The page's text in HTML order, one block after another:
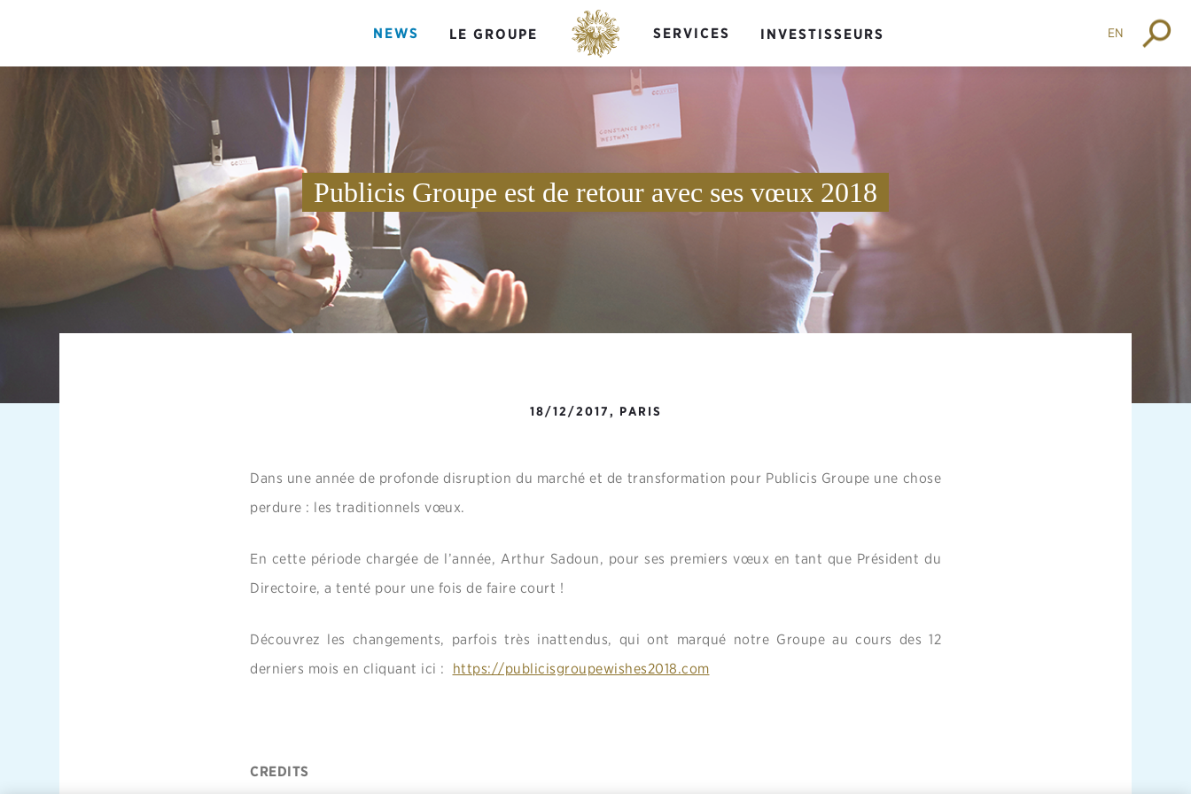
NEWS LE GROUPE SERVICES INVESTISSEURS EN
Publicis Groupe est de retour avec ses vœux 2018
18/12/2017, PARIS
Dans une année de profonde disruption du marché et de transformation pour Publicis Groupe une chose
perdure : les traditionnels vœux.
En cette période chargée de l’année, Arthur Sadoun, pour ses premiers vœux en tant que Président du
Directoire, a tenté pour une fois de faire court !
Découvrez les changements, parfois très inattendus, qui ont marqué notre Groupe au cours des 12
derniers mois en cliquant ici : https://publicisgroupewishes2018.com
CREDITS